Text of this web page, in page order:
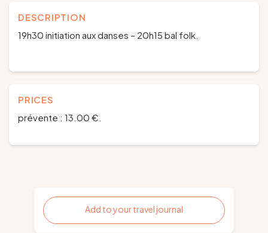
DESCRIPTION
19h30 initiation aux danses – 20h15 bal folk.
PRICES
prévente : 13.00 €.
Add to your travel journal